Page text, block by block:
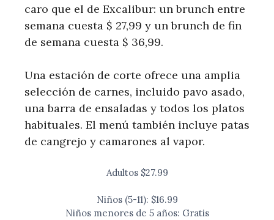
caro que el de Excalibur: un brunch entre
semana cuesta $ 27,99 y un brunch de fin
de semana cuesta $ 36,99.
Una estación de corte ofrece una amplia
selección de carnes, incluido pavo asado,
una barra de ensaladas y todos los platos
habituales. El menú también incluye patas
de cangrejo y camarones al vapor.
Adultos $27.99
Niños (5-11): $16.99
Niños menores de 5 años: Gratis